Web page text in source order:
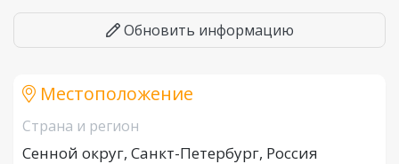
Обновить информацию
Местоположение
Страна и регион
Сенной округ, Санкт-Петербург, Россия